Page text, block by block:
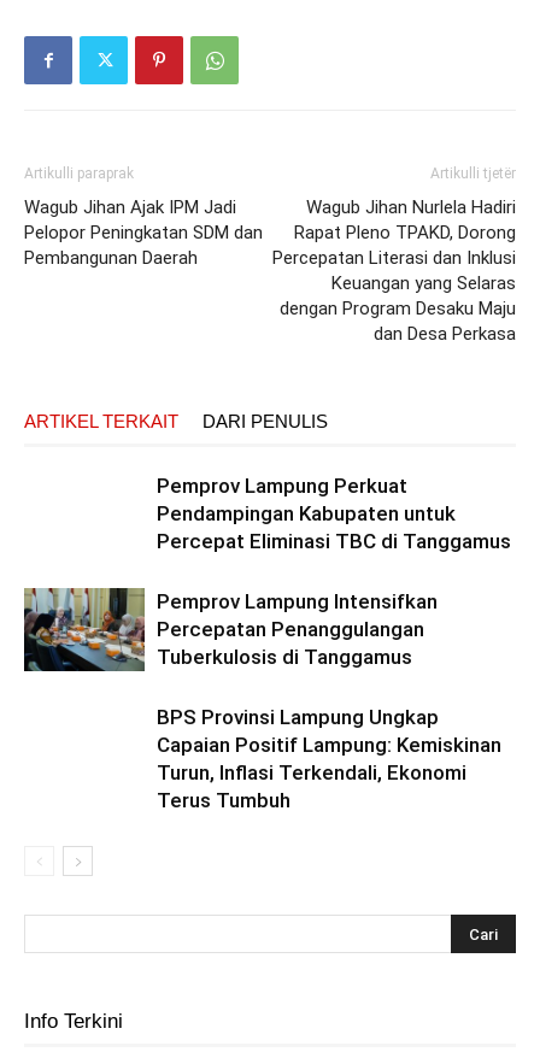
Artikulli paraprak
Wagub Jihan Ajak IPM Jadi
Pelopor Peningkatan SDM dan
Pembangunan Daerah
Artikulli tjetër
Wagub Jihan Nurlela Hadiri
Rapat Pleno TPAKD, Dorong
Percepatan Literasi dan Inklusi
Keuangan yang Selaras
dengan Program Desaku Maju
dan Desa Perkasa
ARTIKEL TERKAIT DARI PENULIS
Pemprov Lampung Perkuat
Pendampingan Kabupaten untuk
Percepat Eliminasi TBC di Tanggamus
Pemprov Lampung Intensifkan
Percepatan Penanggulangan
Tuberkulosis di Tanggamus
BPS Provinsi Lampung Ungkap
Capaian Positif Lampung: Kemiskinan
Turun, Inflasi Terkendali, Ekonomi
Terus Tumbuh
Info Terkini